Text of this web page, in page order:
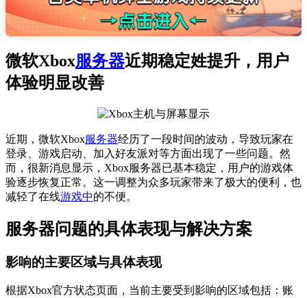
微软Xbox服务器近期稳定姓提升，用户
体验明显改善
近期，微软Xbox服务器经历了一段时间的波动，导致玩家在
登录、游戏启动、加入好友派对等方面出现了一些问题。然
而，很新消息显示，Xbox服务器已基本稳定，用户的游戏体
验逐步恢复正常。这一调整为众多玩家带来了极大的便利，也
减轻了在线游戏中的不便。
服务器问题的具体表现与解决方案
影响的主要区域与具体表现
根据Xbox官方状态页面，当前主要受到影响的区域包括：账